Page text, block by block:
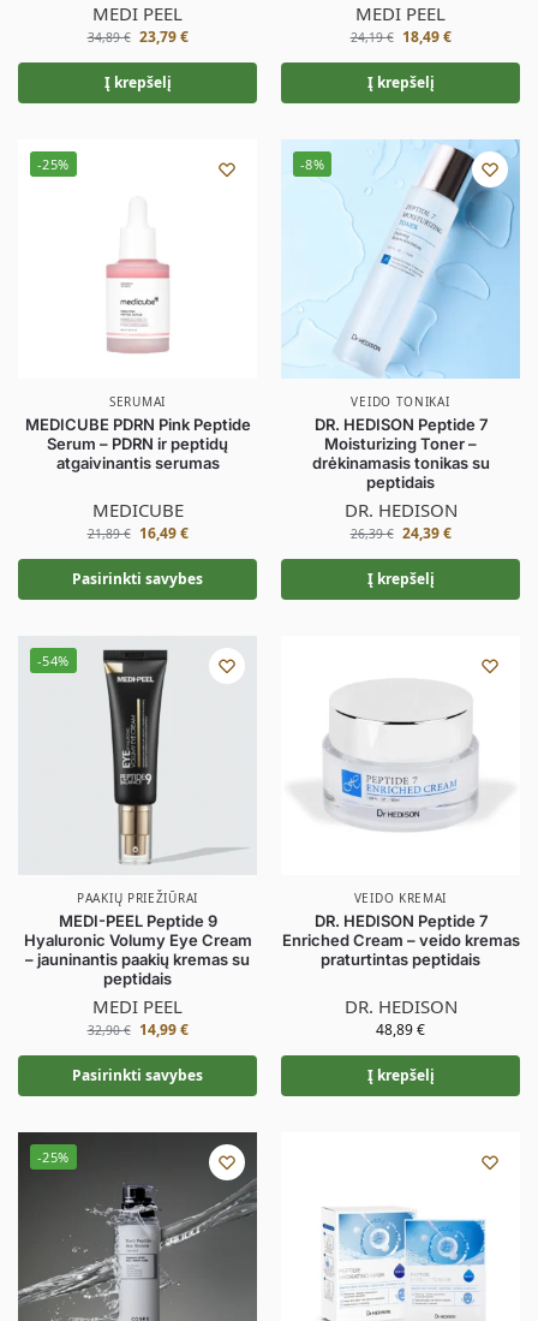
MEDI PEEL
34,89€ 23,79€
Į krepšelį
MEDI PEEL
24,19€ 18,49€
Į krepšelį
-25%
SERUMAI
MEDICUBE PDRN Pink Peptide
Serum – PDRN ir peptidų
atgaivinantis serumas
MEDICUBE
21,89€ 16,49€
Pasirinkti savybes
-8%
VEIDO TONIKAI
DR. HEDISON Peptide 7
Moisturizing Toner –
drėkinamasis tonikas su
peptidais
DR. HEDISON
26,39€ 24,39€
Į krepšelį
-54%
PAAKIŲ PRIEŽIŪRAI
MEDI-PEEL Peptide 9
Hyaluronic Volumy Eye Cream
– jauninantis paakių kremas su
peptidais
MEDI PEEL
32,90€ 14,99€
Pasirinkti savybes
VEIDO KREMAI
DR. HEDISON Peptide 7
Enriched Cream – veido kremas
praturtintas peptidais
DR. HEDISON
48,89€
Į krepšelį
-25%